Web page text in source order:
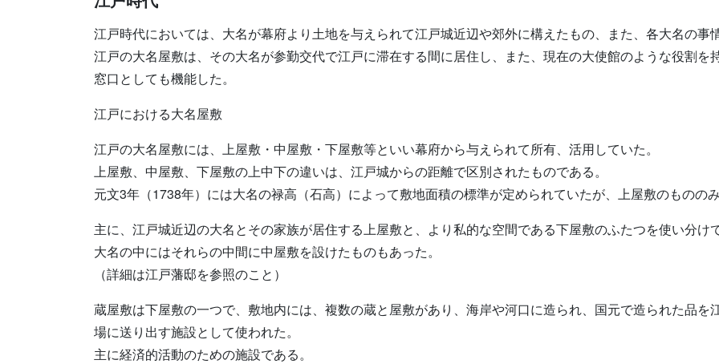
江戸時代においては、大名が幕府より土地を与えられて江戸城近辺や郊外に構えたもの、また、各大名の事
江戸の大名屋敷は、その大名が参勤交代で江戸に滞在する間に居住し、また、現在の大使館のような役割
窓口としても機能した。
江戸における大名屋敷
江戸の大名屋敷には、上屋敷・中屋敷・下屋敷等といい幕府から与えられて所有、活用していた。
上屋敷、中屋敷、下屋敷の上中下の違いは、江戸城からの距離で区別されたものである。
元文3年（1738年）には大名の禄高（石高）によって敷地面積の標準が定められていたが、上屋敷のものの
主に、江戸城近辺の大名とその家族が居住する上屋敷と、より私的な空間である下屋敷のふたつを使い分けて
大名の中にはそれらの中間に中屋敷を設けたものもあった。
（詳細は江戸藩邸を参照のこと）
蔵屋敷は下屋敷の一つで、敷地内には、複数の蔵と屋敷があり、海岸や河口に造られ、国元で造られた品
場に送り出す施設として使われた。
主に経済的活動のための施設である。